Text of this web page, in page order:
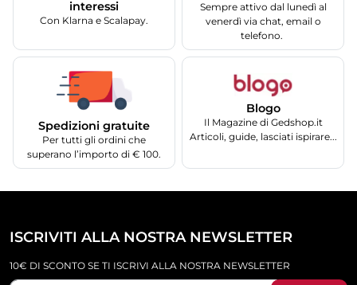
interessi
Con Klarna e Scalapay.
Sempre attivo dal lunedì al
venerdì via chat, email o
telefono.
Spedizioni gratuite
Per tutti gli ordini che
superano l’importo di € 100.
Blogo
Il Magazine di Gedshop.it
Articoli, guide, lasciati ispirare...
ISCRIVITI ALLA NOSTRA NEWSLETTER
10€ DI SCONTO SE TI ISCRIVI ALLA NOSTRA NEWSLETTER